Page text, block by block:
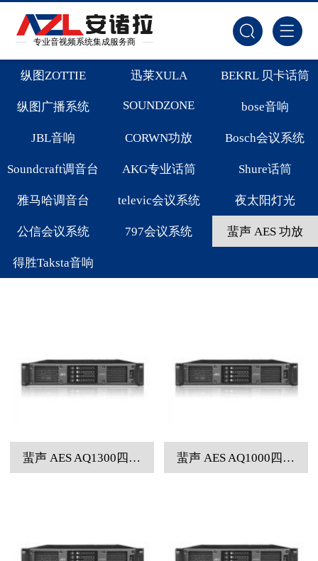
专业音视频系统集成服务商
纵图ZOTTIE 迅莱XULA BEKRL 贝卡话筒
纵图广播系统 SOUNDZONE bose音响
JBL音响 CORWN功放 Bosch会议系统
Soundcraft调音台 AKG专业话筒 Shure话筒
雅马哈调音台 televic会议系统 夜太阳灯光
公信会议系统 797会议系统 蜚声 AES 功放
得胜Taksta音响
蜚声 AES AQ1300四通道专业功率放大器 蜚声 AES AQ1000四通道专业功率放大器